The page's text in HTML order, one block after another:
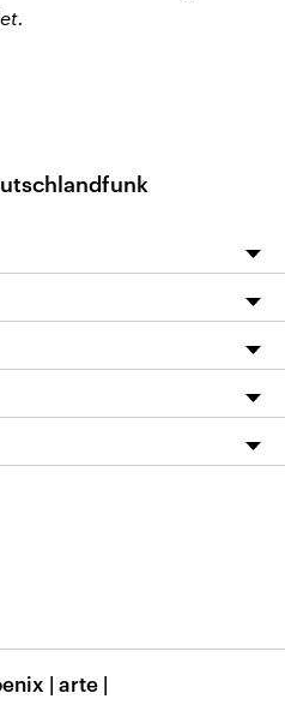
| arte |